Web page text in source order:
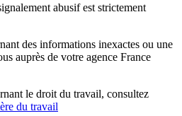
abusif est strictement
des informations inexactes ou une
auprès de votre agence France
le droit du travail, consultez
du travail